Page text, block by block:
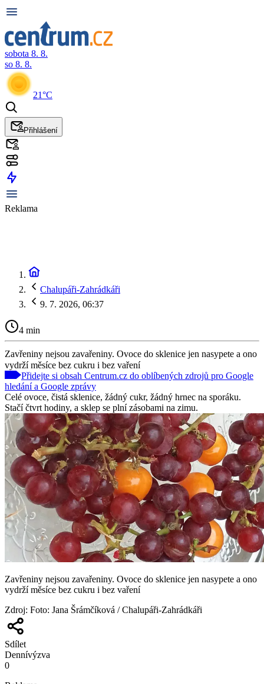
sobota 8. 8.
so 8. 8.
21°C
Přihlášení
Reklama
Chalupáři-Zahrádkáři
9. 7. 2026, 06:37
4 min
Zavřeniny nejsou zavařeniny. Ovoce do sklenice jen nasypete a ono
vydrží měsíce bez cukru i bez vaření
Přidejte si obsah Centrum.cz do oblíbených zdrojů pro Google
hledání a Google zprávy
Celé ovoce, čistá sklenice, žádný cukr, žádný hrnec na sporáku.
Stačí čtvrt hodiny, a sklep se plní zásobami na zimu.
Zavřeniny nejsou zavařeniny. Ovoce do sklenice jen nasypete a ono
vydrží měsíce bez cukru i bez vaření
Zdroj: Foto: Jana Šrámčíková / Chalupáři-Zahrádkáři
Sdílet
Dennívýzva
0